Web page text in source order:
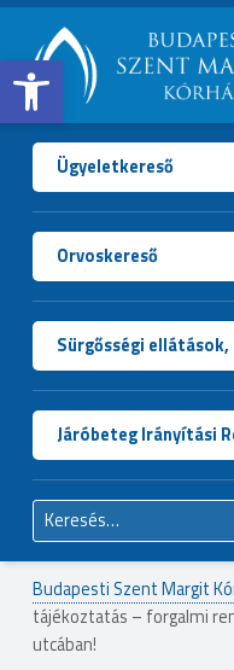
Open toolbar
BUDAPESTI
SZENT
MARGIT
KÓRHÁZ
Ügyeletkereső
Orvoskereső
Sürgősségi
Járóbeteg Irányítási
Keresés:
Budapesti Szent Margit
tájékoztatás – forgalmi
utcában!